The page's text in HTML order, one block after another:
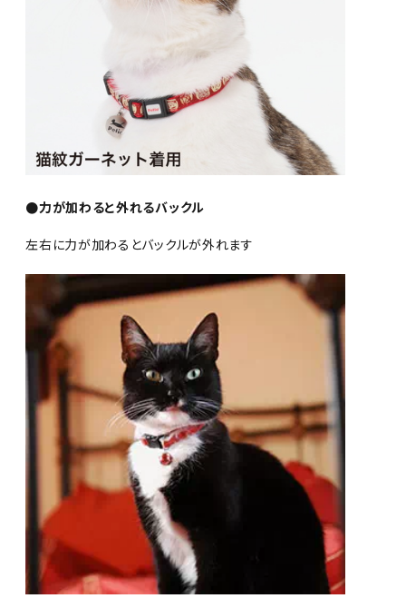
●力が加わると外れるバックル
左右に力が加わるとバックルが外れます